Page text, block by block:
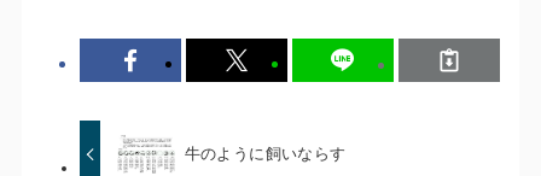
牛のように飼いならす